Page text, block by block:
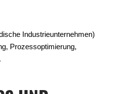
Industrieunternehmen)
Prozessoptimierung,